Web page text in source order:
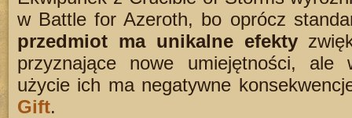
w Battle for Azeroth, bo oprócz
przedmiot ma unikalne efekty
przyznające nowe umiejętności, ale
użycie ich ma negatywne
Gift.